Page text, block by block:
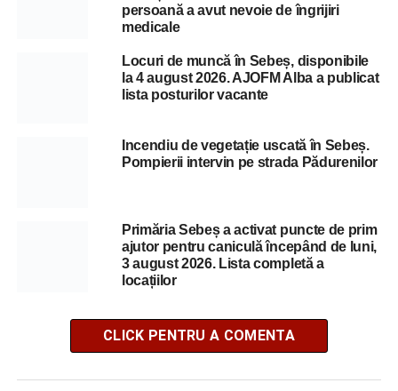
persoană a avut nevoie de îngrijiri
medicale
Locuri de muncă în Sebeș, disponibile
la 4 august 2026. AJOFM Alba a publicat
lista posturilor vacante
Incendiu de vegetație uscată în Sebeș.
Pompierii intervin pe strada Pădurenilor
Primăria Sebeș a activat puncte de prim
ajutor pentru caniculă începând de luni,
3 august 2026. Lista completă a
locațiilor
CLICK PENTRU A COMENTA